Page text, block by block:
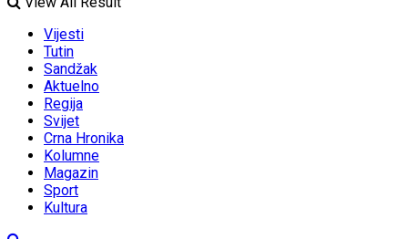
Vijesti
Tutin
Sandžak
Aktuelno
Regija
Svijet
Crna Hronika
Kolumne
Magazin
Sport
Kultura